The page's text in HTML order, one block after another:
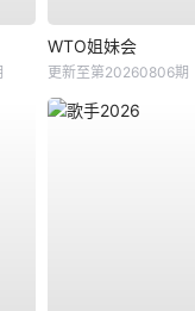
WTO姐妹会
更新至第20260806期